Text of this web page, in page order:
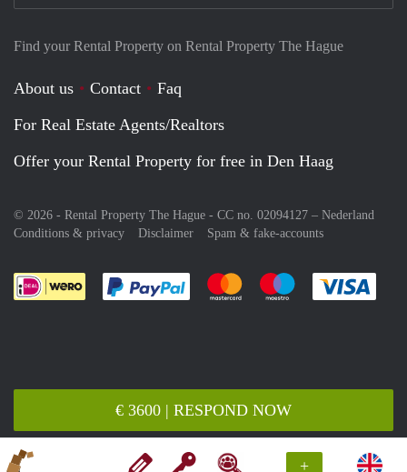
+
€ 3600 | RESPOND NOW
Find your Rental Property on Rental Property The Hague
About us Contact
Faq
For Real Estate Agents/Realtors
Offer your Rental Property for free in Den Haag
© 2026 - Rental Property The Hague - CC no. 02094127 – Nederland
Conditions & privacy
Disclaimer Spam & fake-accounts
Pay easily with :payment method
Pay easily with :payment
Pay easily with